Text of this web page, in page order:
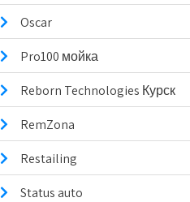
Oscar
Pro100 мойка
Reborn Technologies Курск
RemZona
Restailing
Status auto